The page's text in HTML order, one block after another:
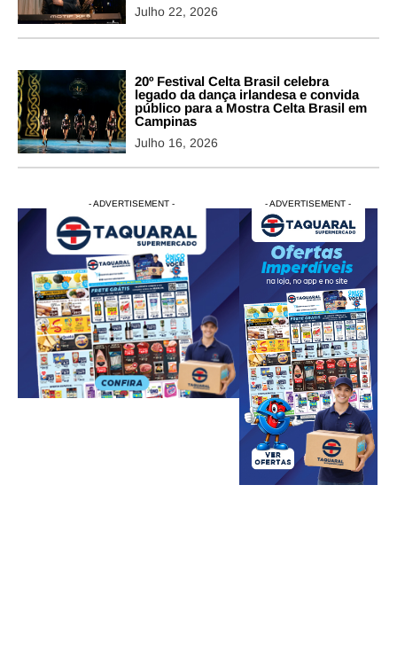
Julho 22, 2026
20º Festival Celta Brasil celebra
legado da dança irlandesa e convida
público para a Mostra Celta Brasil em
Campinas
Julho 16, 2026
- ADVERTISEMENT - -
- ADVERTISEMENT - - ADVERTISEMENT -